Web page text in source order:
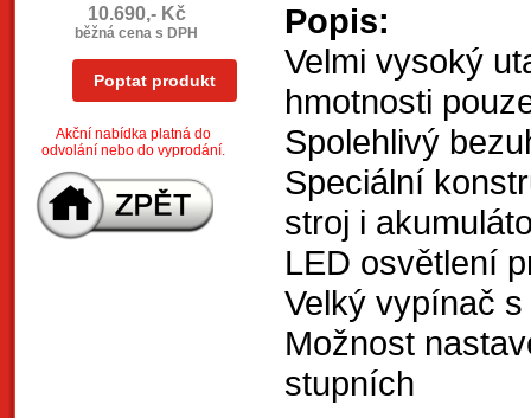
10.690,- Kč
běžná cena s DPH
Poptat produkt
Akční nabídka platná do
odvolání nebo do vyprodání.
Popis:
Velmi vysoký
hmotnosti
Spolehlivý
Speciální
stroj i
LED osvětlení
Velký vypínač
Možnost
stupních